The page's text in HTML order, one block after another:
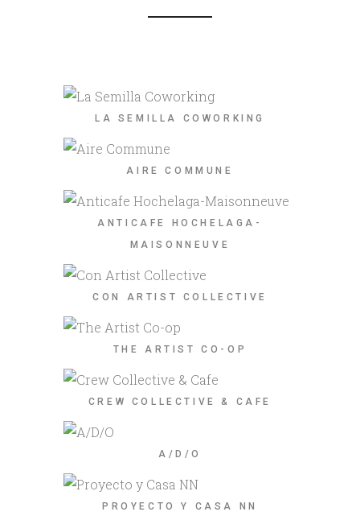
LA SEMILLA COWORKING
AIRE COMMUNE
ANTICAFE HOCHELAGA-
MAISONNEUVE
CON ARTIST COLLECTIVE
THE ARTIST CO-OP
CREW COLLECTIVE & CAFE
A/D/O
PROYECTO Y CASA NN